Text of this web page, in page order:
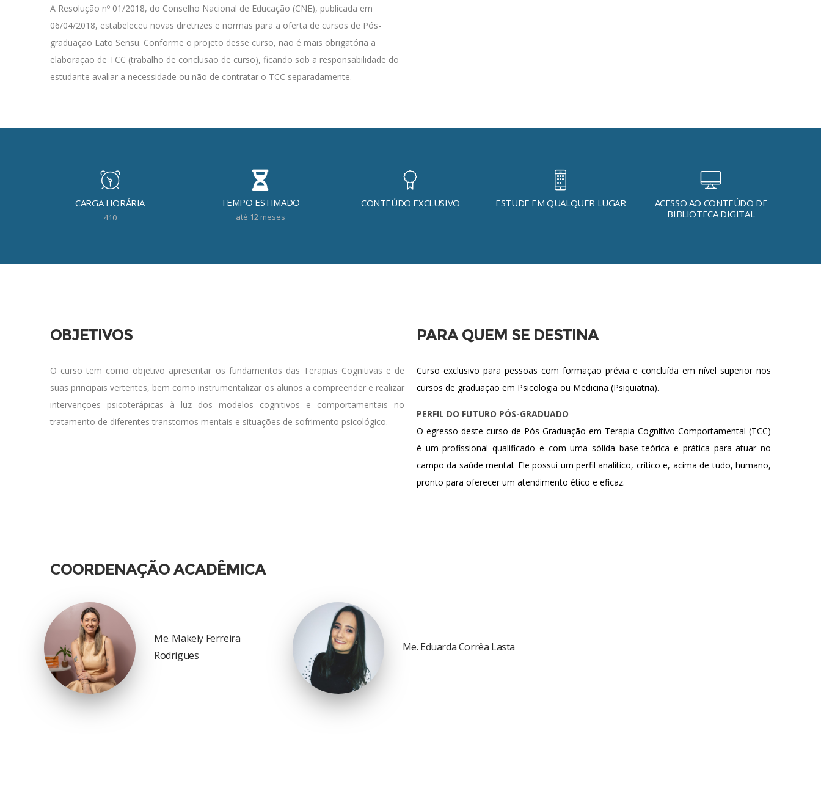
A Resolução nº 01/2018, do Conselho Nacional de Educação (CNE), publicada em
06/04/2018, estabeleceu novas diretrizes e normas para a oferta de cursos de Pós-
graduação Lato Sensu. Conforme o projeto desse curso, não é mais obrigatória a
elaboração de TCC (trabalho de conclusão de curso), ficando sob a responsabilidade do
estudante avaliar a necessidade ou não de contratar o TCC separadamente.
CARGA HORÁRIA
410
TEMPO ESTIMADO
até 12 meses
CONTEÚDO EXCLUSIVO ESTUDE EM QUALQUER LUGAR
ACESSO AO CONTEÚDO DE
BIBLIOTECA DIGITAL
OBJETIVOS
O curso tem como objetivo apresentar os fundamentos das Terapias Cognitivas e de
suas principais vertentes, bem como instrumentalizar os alunos a compreender e realizar
intervenções psicoterápicas à luz dos modelos cognitivos e comportamentais no
tratamento de diferentes transtornos mentais e situações de sofrimento psicológico.
PARA QUEM SE DESTINA
Curso exclusivo para pessoas com formação prévia e concluída em nível superior nos
cursos de graduação em Psicologia ou Medicina (Psiquiatria).
PERFIL DO FUTURO PÓS-GRADUADO
O egresso deste curso de Pós-Graduação em Terapia Cognitivo-Comportamental (TCC)
é um profissional qualificado e com uma sólida base teórica e prática para atuar no
campo da saúde mental. Ele possui um perfil analítico, crítico e, acima de tudo, humano,
pronto para oferecer um atendimento ético e eficaz.
COORDENAÇÃO ACADÊMICA
Me. Makely Ferreira
Rodrigues
Me. Eduarda Corrêa Lasta